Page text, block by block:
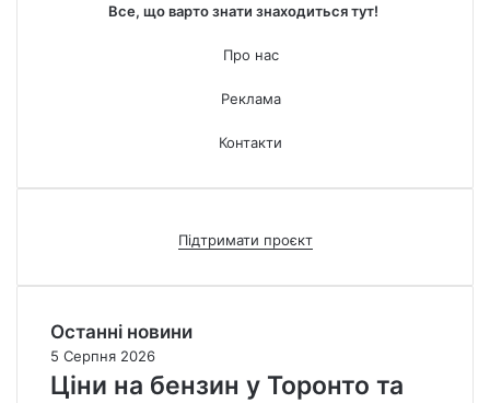
Все, що варто знати знаходиться тут!
Про нас
Реклама
Контакти
Підтримати проєкт
Останні новини
5 Серпня 2026
Ціни на бензин у Торонто та